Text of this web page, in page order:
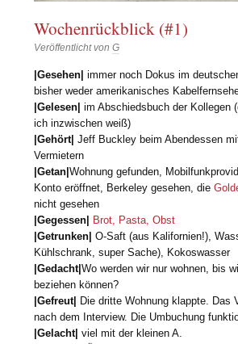
Wochenrückblick (#1)
Veröffentlicht vonG
|Gesehen| immer noch Dokus im
bisher weder amerikanisches
|Gelesen| im Abschiedsbuch der Kollegen
ich inzwischen weiß)
|Gehört| Jeff Buckley beim Abendessen
Vermietern
|Getan|Wohnung gefunden,
Konto eröffnet, Berkeley gesehen, die
nicht gesehen
|Gegessen| Brot, Pasta, Obst
|Getrunken| O-Saft (aus Kalifornien!),
Kühlschrank, super Sache), Kokoswasser
|Gedacht|Wo werden wir nur wohnen, bis
beziehen können?
|Gefreut| Die dritte Wohnung klappte. Das
nach dem Interview. Die Umbuchung
|Gelacht|viel mit der kleinen A.